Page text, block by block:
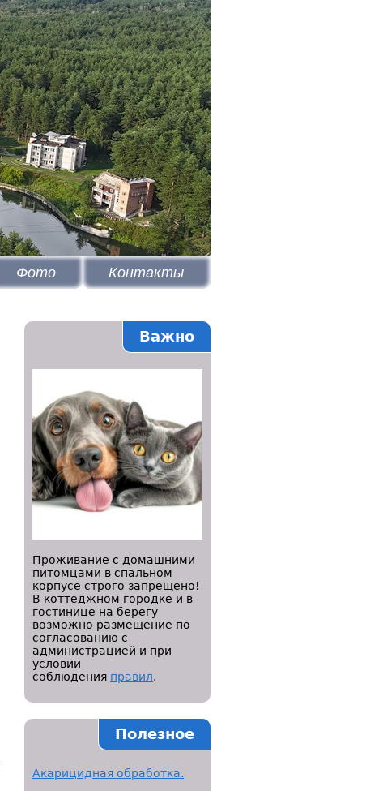
Фото Контакты
Важно
Проживание с домашними
питомцами в спальном
корпусе строго запрещено!
В коттеджном городке и в
гостинице на берегу
возможно размещение по
согласованию с
администрацией и при
условии
соблюдения правил.
Полезное
Акарицидная обработка.